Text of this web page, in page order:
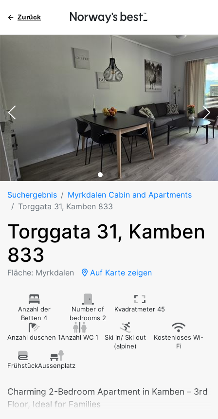
Zurück
Suchergebnis
Myrkdalen Cabin and Apartments
Torggata 31, Kamben 833
Torggata 31, Kamben
833
Fläche: Myrkdalen Auf Karte zeigen
Anzahl der
Betten 4
Number of
bedrooms 2
Kvadratmeter 45
Anzahl duschen 1Anzahl WC 1
Ski in/ Ski out
(alpine)
Kostenloses Wi-
Fi
FrühstückAussenplatz
Charming 2-Bedroom Apartment in Kamben – 3rd